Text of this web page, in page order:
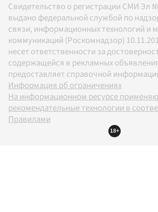
Свидетельство о регистрации СМИ Эл
выдано федеральной службой по
связи, информационных технологий и
коммуникаций (Роскомнадзор)
несет ответственности за
содержащейся в рекламных
предоставляет справочной
Информация об ограничениях
На информационном ресурсе
рекомендательные технологии в
Правилами
18+